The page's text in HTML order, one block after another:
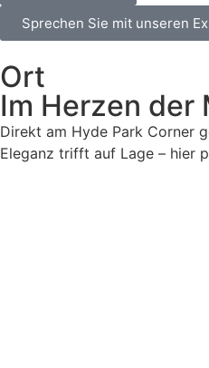
Sprechen Sie mit unseren
Ort
Im Herzen der
Direkt am Hyde Park Corner
Eleganz trifft auf Lage – hier